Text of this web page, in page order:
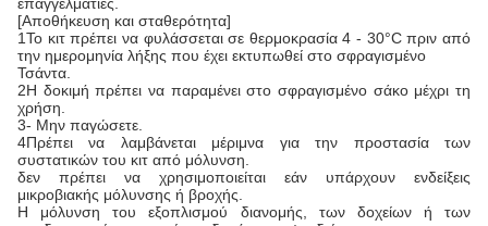
[Αποθήκευση και σταθερότητα]
1Το κιτ πρέπει να φυλάσσεται σε θερμοκρασία 4 - 30°C πριν από
την ημερομηνία λήξης που έχει εκτυπωθεί στο σφραγισμένο
Τσάντα.
2Η δοκιμή πρέπει να παραμένει στο σφραγισμένο σάκο μέχρι τη
χρήση.
3- Μην παγώσετε.
4Πρέπει να λαμβάνεται μέριμνα για την προστασία των
συστατικών του κιτ από μόλυνση.
δεν πρέπει να χρησιμοποιείται εάν υπάρχουν ενδείξεις
μικροβιακής μόλυνσης ή βροχής.
Η μόλυνση του εξοπλισμού διανομής, των δοχείων ή των